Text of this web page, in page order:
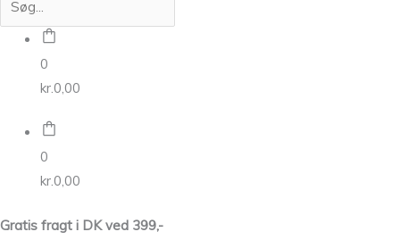
0
kr.0,00
0
kr.0,00
Gratis fragt i DK ved 399,-